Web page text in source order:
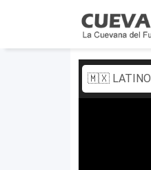
🇲🇽 LATINO